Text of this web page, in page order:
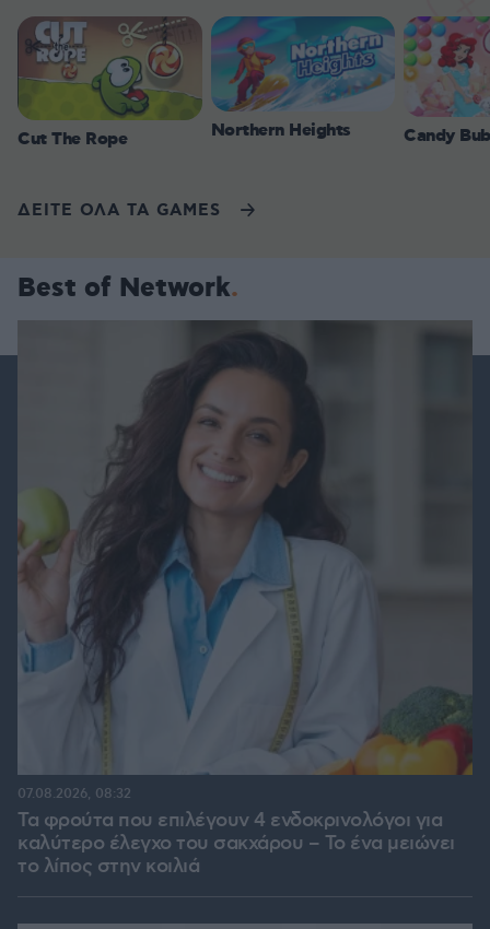
Cut The Rope Northern Heights Candy
ΔΕΙΤΕ ΟΛΑ ΤΑ GAMES
Best of Network
Τα φρούτα που επιλέγουν 4 ενδοκρινολόγοι για
καλύτερο έλεγχο του σακχάρου – Το ένα μειώνει
το λίπος στην κοιλιά
07.08.2026, 08:32